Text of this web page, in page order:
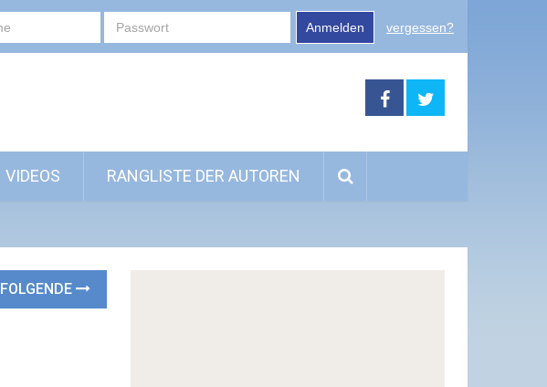
Anmelden vergessen?
VIDEOS RANGLISTE DER AUTOREN
FOLGENDE